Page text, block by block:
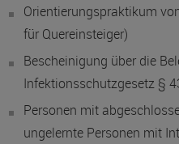
Orientierungspraktikum
für Quereinsteiger)
Bescheinigung über die
Infektionsschutzgesetz §
Personen mit
ungelernte Personen mit